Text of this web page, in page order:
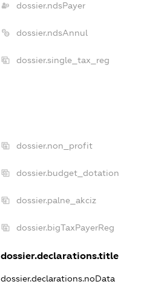
dossier.ndsPayer
dossier.ndsAnnul
dossier.single_tax_reg
dossier.non_profit
dossier.budget_dotation
dossier.palne_akciz
dossier.bigTaxPayerReg
dossier.declarations.title
dossier.declarations.noData